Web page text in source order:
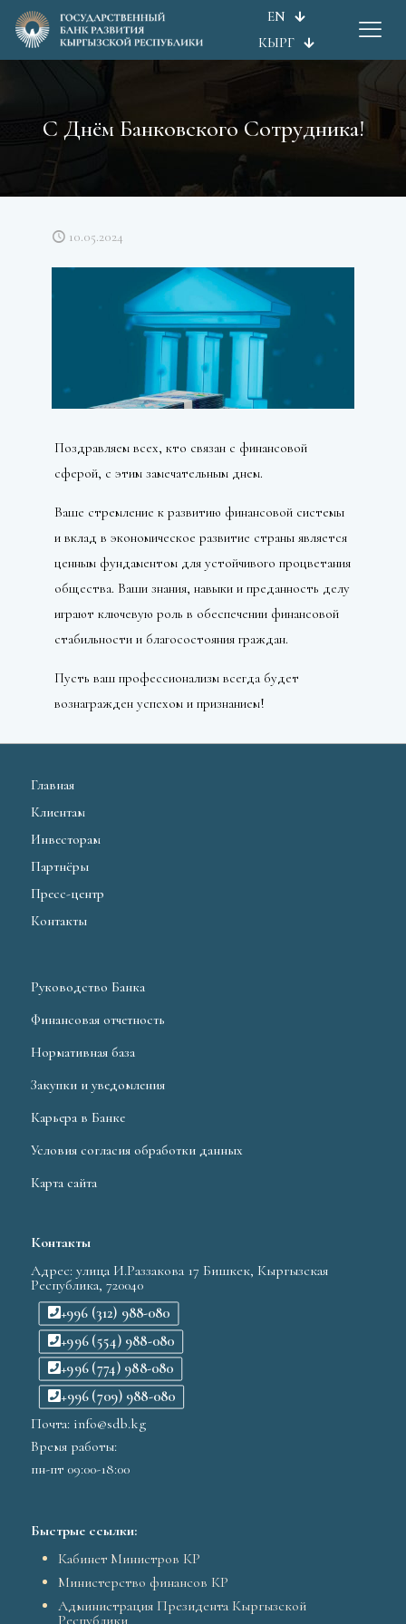
EN
КЫРГ
С Днём Банковского Сотрудника!
10.05.2024
Поздравляем всех, кто связан с финансовой
сферой, с этим замечательным днем.
Ваше стремление к развитию финансовой системы
и вклад в экономическое развитие страны является
ценным фундаментом для устойчивого процветания
общества. Ваши знания, навыки и преданность делу
играют ключевую роль в обеспечении финансовой
стабильности и благосостояния граждан.
Пусть ваш профессионализм всегда будет
вознагражден успехом и признанием!
Главная
Клиентам
Инвесторам
Партнёры
Пресс-центр
Контакты
Руководство Банка
Финансовая отчетность
Нормативная база
Закупки и уведомления
Карьера в Банке
Условия согласия обработки данных
Карта сайта
Контакты
Адрес: улица И.Раззакова 17 Бишкек, Кыргызская
Республика, 720040
+996 (312) 988-080
+996 (554) 988-080
+996 (774) 988-080
+996 (709) 988-080
Почта: info@sdb.kg
Время работы:
пн-пт 09:00-18:00
Быстрые ссылки:
Кабинет Министров КР
Министерство финансов КР
Администрация Президента Кыргызской